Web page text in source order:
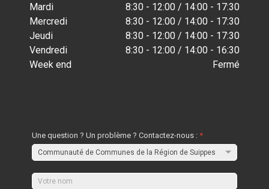
Mardi
8:30 - 12:00 / 14:00 - 17:30
Mercredi
8:30 - 12:00 / 14:00 - 17:30
Jeudi
8:30 - 12:00 / 14:00 - 17:30
Vendredi
8:30 - 12:00 / 14:00 - 16:30
Week end
Fermé
Une question ? Un problème ? Contactez-nous :*